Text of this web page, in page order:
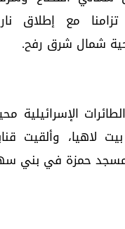
تزامنا مع إطلاق
شمال شرق رفح.
الإسرائيلية
لاهيا، وألقيت
مسجد حمزة في بني